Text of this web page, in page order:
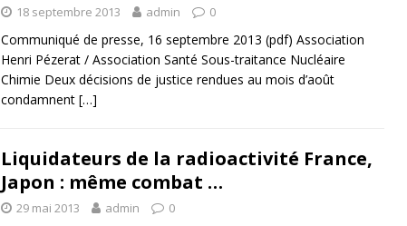
18 septembre 2013 admin 0
Communiqué de presse, 16 septembre 2013 (pdf) Association
Henri Pézerat / Association Santé Sous-traitance Nucléaire
Chimie Deux décisions de justice rendues au mois d’août
condamnent […]
Liquidateurs de la radioactivité France,
Japon : même combat …
29 mai 2013 admin 0